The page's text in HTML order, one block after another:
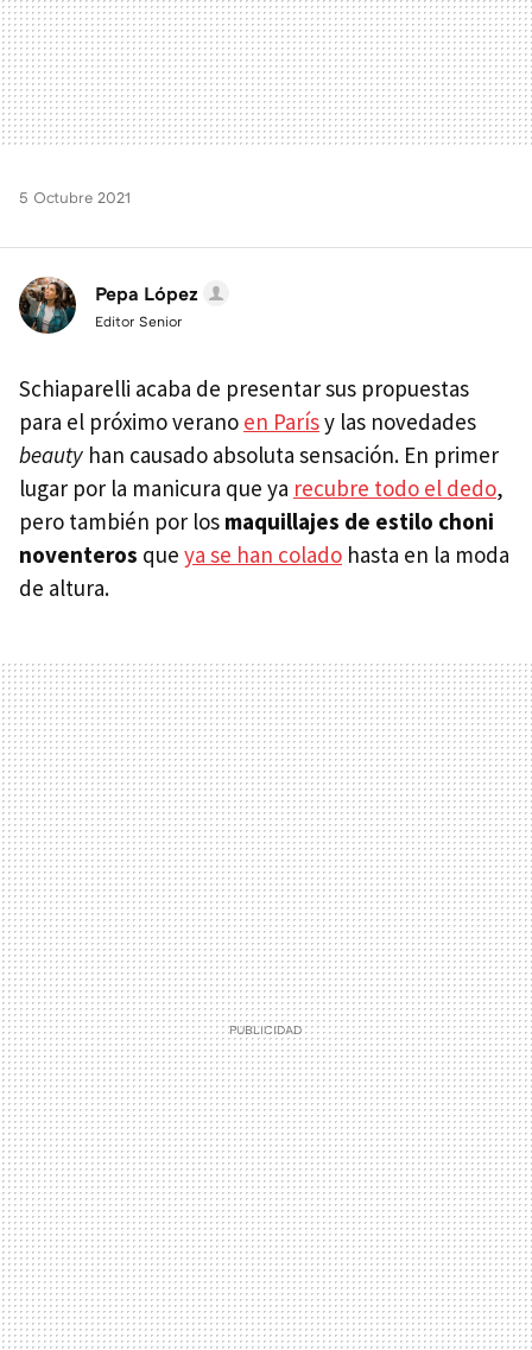
5 Octubre 2021
Pepa López
Editor Senior
Schiaparelli acaba de presentar sus propuestas
para el próximo verano en Parísy las novedades
beauty han causado absoluta sensación. En primer
lugar por la manicura que ya recubre todo el dedo,
pero también por los maquillajes de estilo choni
noventeros que ya se han colado hasta en la moda
de altura.